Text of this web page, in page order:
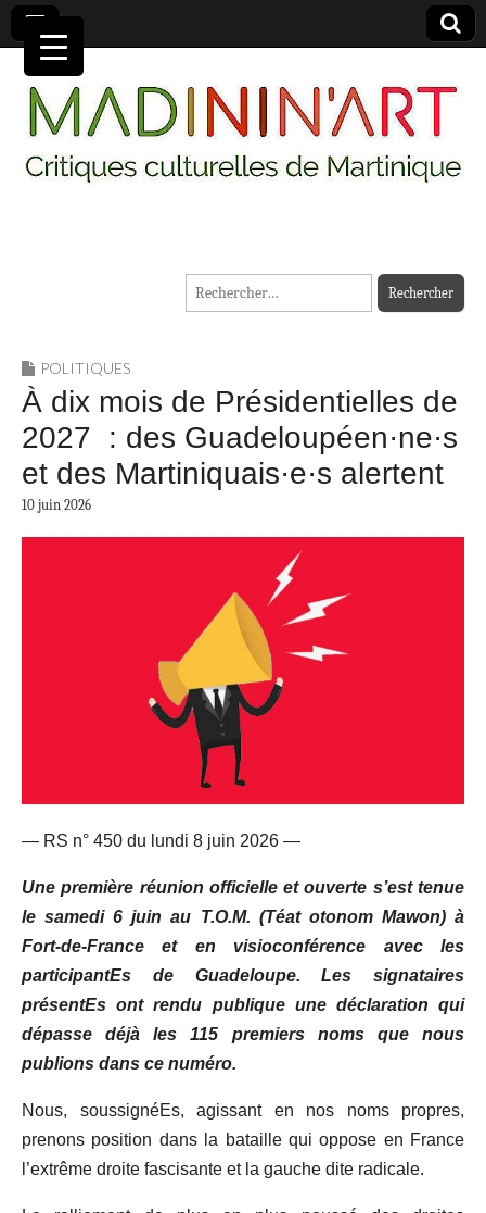
MADININ'ART
Rechercher :
POLITIQUES
À dix mois de Présidentielles de
2027 : des Guadeloupéen·ne·s
et des Martiniquais·e·s alertent
10 juin 2026
— RS n° 450 du lundi 8 juin 2026 —
Une première réunion officielle et ouverte s’est tenue
le samedi 6 juin au T.O.M. (Téat otonom Mawon) à
Fort-de-France et en visioconférence avec les
participantEs de Guadeloupe. Les signataires
présentEs ont rendu publique une déclaration qui
dépasse déjà les 115 premiers noms que nous
publions dans ce numéro.
Nous, soussignéEs, agissant en nos noms
propres,
prenons position dans la bataille qui oppose en France
l’extrême droite fascisante et la gauche dite radicale.